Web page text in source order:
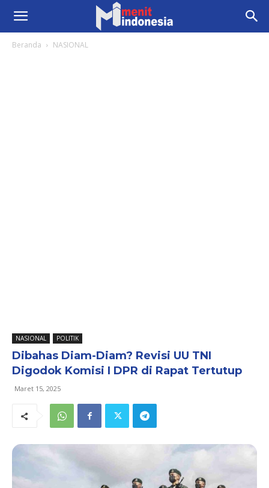
Beranda NASIONAL
NASIONAL POLITIK
Dibahas Diam-Diam? Revisi UU TNI
Digodok Komisi I DPR di Rapat Tertutup
Maret 15, 2025